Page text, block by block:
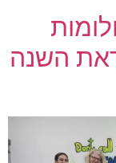
השנה